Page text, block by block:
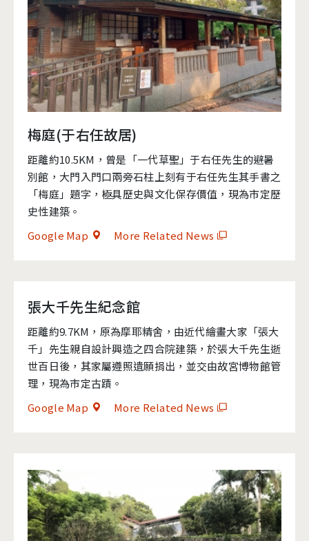
梅庭(于右任故居)
距離約10.5KM，曾是「一代草聖」于右任先生的避暑
別館，大門入門口兩旁石柱上刻有于右任先生其手書之
「梅庭」題字，極具歷史與文化保存價值，現為市定歷
史性建築。
Google Map
More Related News
張大千先生紀念館
距離約9.7KM，原為摩耶精舍，由近代繪畫大家「張大
千」先生親自設計興造之四合院建築，於張大千先生逝
世百日後，其家屬遵照遺願捐出，並交由故宮博物館管
理，現為市定古蹟。
Google Map
More Related News